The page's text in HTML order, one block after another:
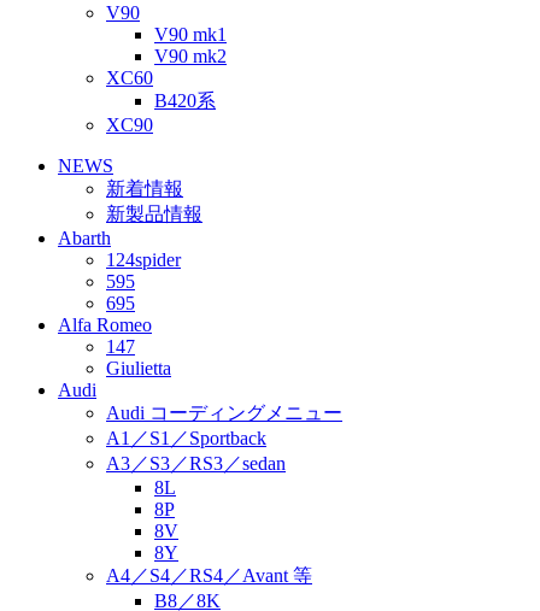
V90
V90 mk1
V90 mk2
XC60
B420系
XC90
NEWS
新着情報
新製品情報
Abarth
124spider
595
695
Alfa Romeo
147
Giulietta
Audi
Audi コーディングメニュー
A1／S1／Sportback
A3／S3／RS3／sedan
8L
8P
8V
8Y
A4／S4／RS4／Avant 等
B8／8K